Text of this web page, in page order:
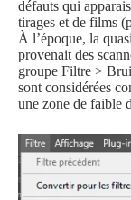
défauts qui
tirages et de films
À l’époque, la
provenait des
groupe Filtre >
sont considérées
une zone de faible